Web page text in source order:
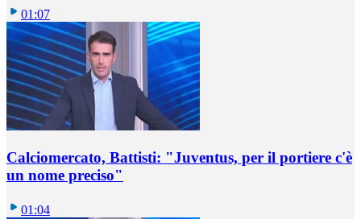
01:07
Calciomercato, Battisti: "Juventus, per il portiere c'è
un nome preciso"
01:04